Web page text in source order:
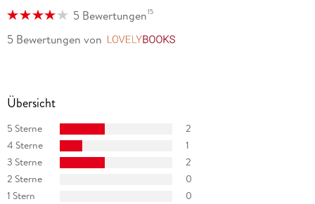
5 Bewertungen15
5 Bewertungen von
Übersicht
5 Sterne
2
4 Sterne
1
3 Sterne
2
2 Sterne
0
1 Stern
0